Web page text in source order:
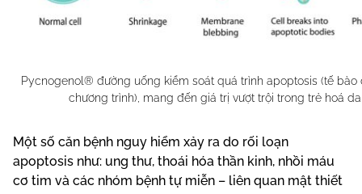
Pycnogenol® đường uống kiểm soát quá trình apoptosis (tế bào
chương trình), mang đến giá trị vượt trội trong trẻ hoá da
Một số căn bệnh nguy hiểm xảy ra do rối loạn
apoptosis như: ung thư, thoái hóa thần kinh, nhồi máu
cơ tim và các nhóm bệnh tự miễn – liên quan mật thiết